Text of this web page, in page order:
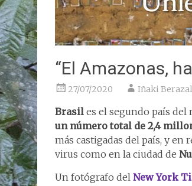
“El Amazonas,
27/07/2020 Iñaki
Brasil es el segundo país
un número total de 2,4
más castigadas del país, y en
virus como en la ciudad de
Un fotógrafo del New York